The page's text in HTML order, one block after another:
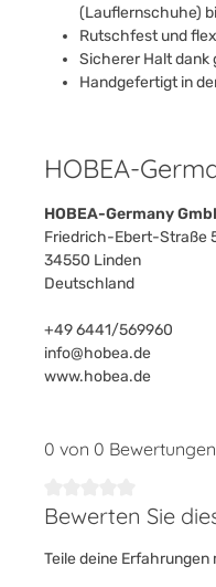
(Lauflernschuhe)
Rutschfest und
Sicherer Halt dank
Handgefertigt in
HOBEA-
HOBEA-Germany
Friedrich-Ebert-Straße
34550 Linden
Deutschland
+49 6441/569960
info@hobea.de
www.hobea.de
0 von 0 Bewertungen
Durchschnittliche
Bewerten Sie
Teile deine Erfahrungen